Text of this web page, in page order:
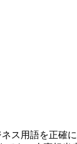
用語を正確